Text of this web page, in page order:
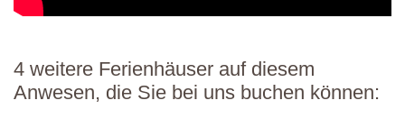
4 weitere Ferienhäuser auf diesem
Anwesen, die Sie bei uns buchen können: